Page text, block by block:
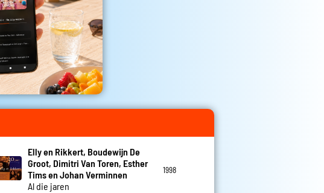
Elly en Rikkert, Boudewijn De
Groot, Dimitri Van Toren, Esther
Tims en Johan Verminnen
Al die jaren
1998